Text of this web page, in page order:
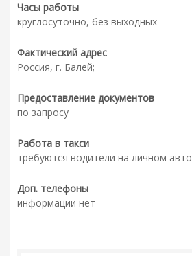
Часы работы
круглосуточно, без выходных
Фактический адрес
Россия, г. Балей;
Предоставление документов
по запросу
Работа в такси
требуются водители на личном авто
Доп. телефоны
информации нет